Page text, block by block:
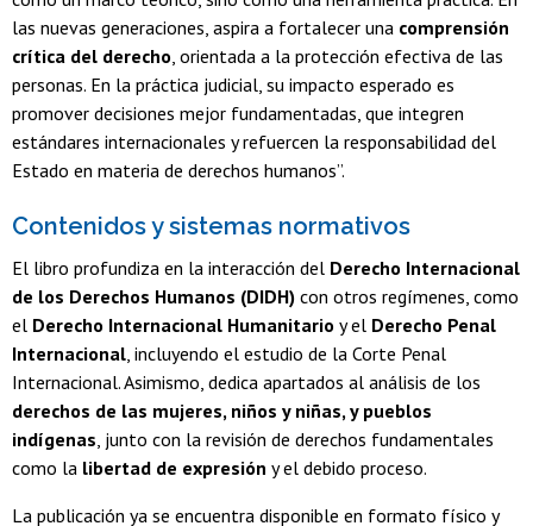
las nuevas generaciones, aspira a fortalecer una comprensión
crítica del derecho , orientada a la protección efectiva de las
personas. En la práctica judicial, su impacto esperado es
promover decisiones mejor fundamentadas, que integren
estándares internacionales y refuercen la responsabilidad del
Estado en materia de derechos humanos”.
Contenidos y sistemas normativos
El libro profundiza en la interacción del Derecho Internacional
de los Derechos Humanos (DIDH) con otros regímenes, como
el Derecho Internacional Humanitario y el Derecho Penal
Internacional, incluyendo el estudio de la Corte Penal
Internacional. Asimismo, dedica apartados al análisis de los
derechos de las mujeres, niños y niñas, y pueblos
indígenas, junto con la revisión de derechos fundamentales
como la libertad de expresión y el debido proceso.
La publicación ya se encuentra disponible en formato físico y